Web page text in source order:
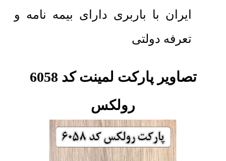
ایران با باربری دارای بیمه نامه و
تعرفه دولتی
تصاویر پارکت لمینت کد 6058
رولکس